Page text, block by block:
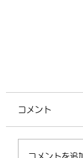
4/2（木
コメント
コメントを追